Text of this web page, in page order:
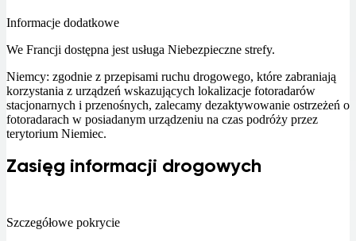
Informacje dodatkowe
We Francji dostępna jest usługa Niebezpieczne strefy.
Niemcy: zgodnie z przepisami ruchu drogowego, które zabraniają
korzystania z urządzeń wskazujących lokalizacje fotoradarów
stacjonarnych i przenośnych, zalecamy dezaktywowanie ostrzeżeń o
fotoradarach w posiadanym urządzeniu na czas podróży przez
terytorium Niemiec.
Zasięg informacji drogowych
Szczegółowe pokrycie